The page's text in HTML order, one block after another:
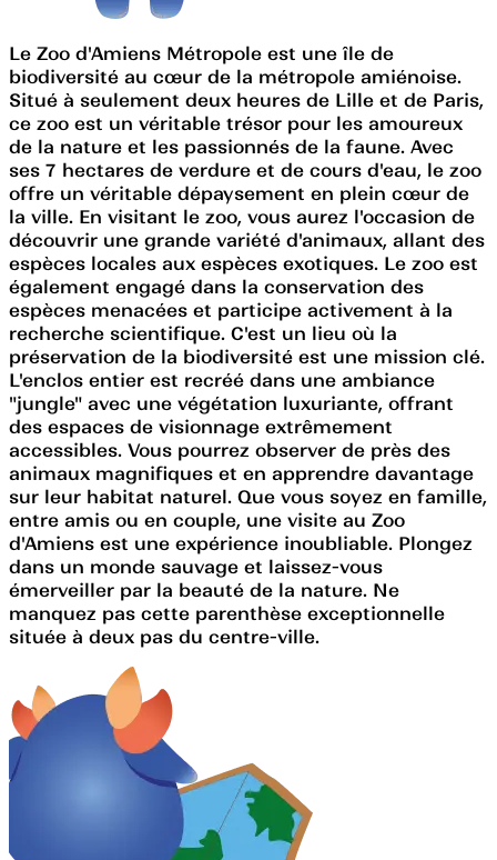
Le Zoo d'Amiens Métropole est une île de
biodiversité au cœur de la métropole amiénoise.
Situé à seulement deux heures de Lille et de Paris,
ce zoo est un véritable trésor pour les amoureux
de la nature et les passionnés de la faune. Avec
ses 7 hectares de verdure et de cours d'eau, le zoo
offre un véritable dépaysement en plein cœur de
la ville. En visitant le zoo, vous aurez l'occasion de
découvrir une grande variété d'animaux, allant des
espèces locales aux espèces exotiques. Le zoo est
également engagé dans la conservation des
espèces menacées et participe activement à la
recherche scientifique. C'est un lieu où la
préservation de la biodiversité est une mission clé.
L'enclos entier est recréé dans une ambiance
"jungle" avec une végétation luxuriante, offrant
des espaces de visionnage extrêmement
accessibles. Vous pourrez observer de près des
animaux magnifiques et en apprendre davantage
sur leur habitat naturel. Que vous soyez en famille,
entre amis ou en couple, une visite au Zoo
d'Amiens est une expérience inoubliable. Plongez
dans un monde sauvage et laissez-vous
émerveiller par la beauté de la nature. Ne
manquez pas cette parenthèse exceptionnelle
située à deux pas du centre-ville.